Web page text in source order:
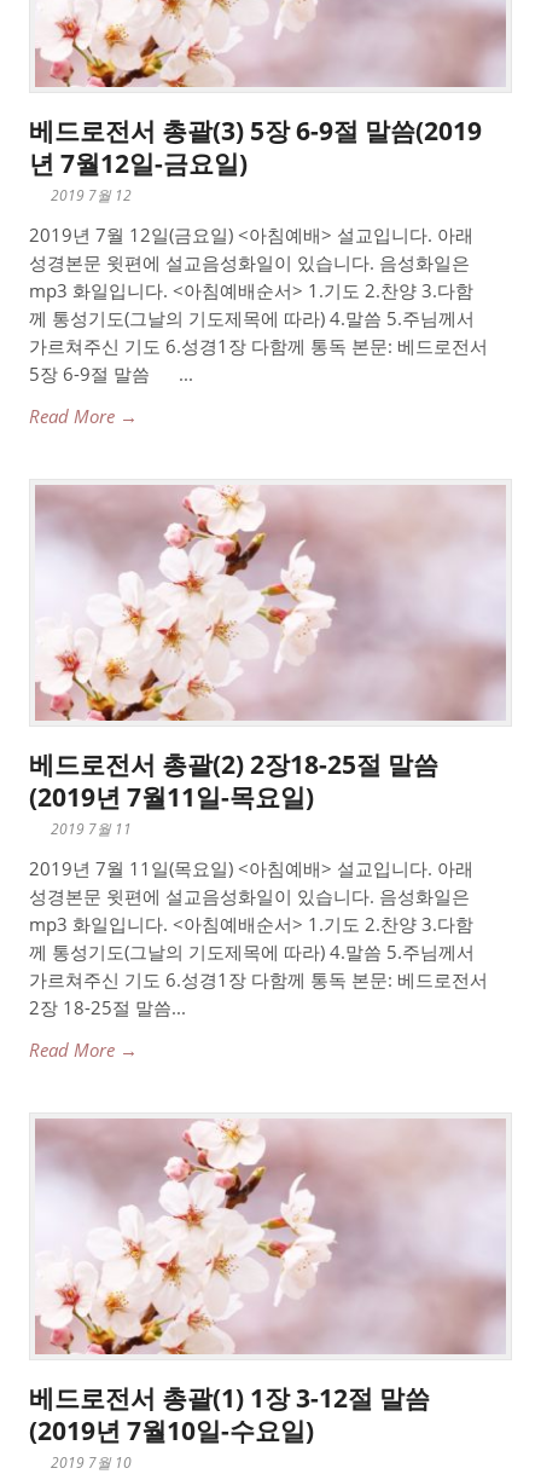
베드로전서 총괄(3) 5장 6-9절 말씀(2019
년 7월12일-금요일)
2019 7월 12
2019년 7월 12일(금요일) <아침예배> 설교입니다. 아래
성경본문 윗편에 설교음성화일이 있습니다. 음성화일은
mp3 화일입니다. <아침예배순서> 1.기도 2.찬양 3.다함
께 통성기도(그날의 기도제목에 따라) 4.말씀 5.주님께서
가르쳐주신 기도 6.성경1장 다함께 통독 본문: 베드로전서
5장 6-9절 말씀 ...
Read More →
베드로전서 총괄(2) 2장18-25절 말씀
(2019년 7월11일-목요일)
2019 7월 11
2019년 7월 11일(목요일) <아침예배> 설교입니다. 아래
성경본문 윗편에 설교음성화일이 있습니다. 음성화일은
mp3 화일입니다. <아침예배순서> 1.기도 2.찬양 3.다함
께 통성기도(그날의 기도제목에 따라) 4.말씀 5.주님께서
가르쳐주신 기도 6.성경1장 다함께 통독 본문: 베드로전서
2장 18-25절 말씀...
Read More →
베드로전서 총괄(1) 1장 3-12절 말씀
(2019년 7월10일-수요일)
2019 7월 10